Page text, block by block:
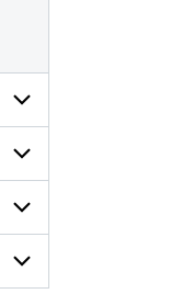
Undersidor
för
Radar
och
Undersidor
för
Väder
till
havs
Undersidor
för